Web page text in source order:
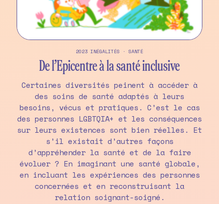
2023 INÉGALITÉS · SANTÉ
De l’Epicentre à la santé inclusive
Certaines diversités peinent à accéder à
des soins de santé adaptés à leurs
besoins, vécus et pratiques. C’est le cas
des personnes LGBTQIA+ et les conséquences
sur leurs existences sont bien réelles. Et
s’il existait d’autres façons
d’appréhender la santé et de la faire
évoluer ? En imaginant une santé globale,
en incluant les expériences des personnes
concernées et en reconstruisant la
relation soignant-soigné.